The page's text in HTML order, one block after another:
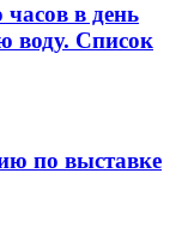
часов в день
воду. Список
по выставке